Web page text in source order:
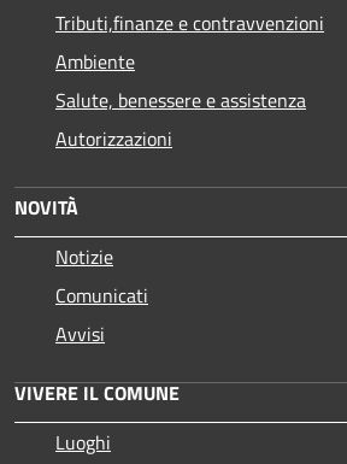
Tributi,finanze e contravvenzioni
Ambiente
Salute, benessere e assistenza
Autorizzazioni
NOVITÀ
Notizie
Comunicati
Avvisi
VIVERE IL COMUNE
Luoghi